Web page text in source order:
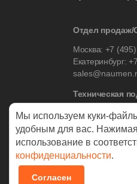
Отдел
Москва: +7
Екатеринбург:
Техническая
Москва:+7
Екатеринбург:
Мы используем куки-
удобным для вас.
использование в
конфиденциальности.
Согласен